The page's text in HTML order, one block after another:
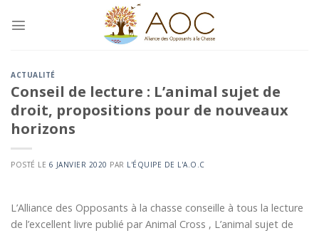
ACTUALITÉ
Conseil de lecture : L’animal sujet de
droit, propositions pour de nouveaux
horizons
POSTÉ LE 6 JANVIER 2020 PAR L'ÉQUIPE DE L'A.O.C
L’Alliance des Opposants à la chasse conseille à tous la lecture
de l’excellent livre publié par Animal Cross , L’animal sujet de